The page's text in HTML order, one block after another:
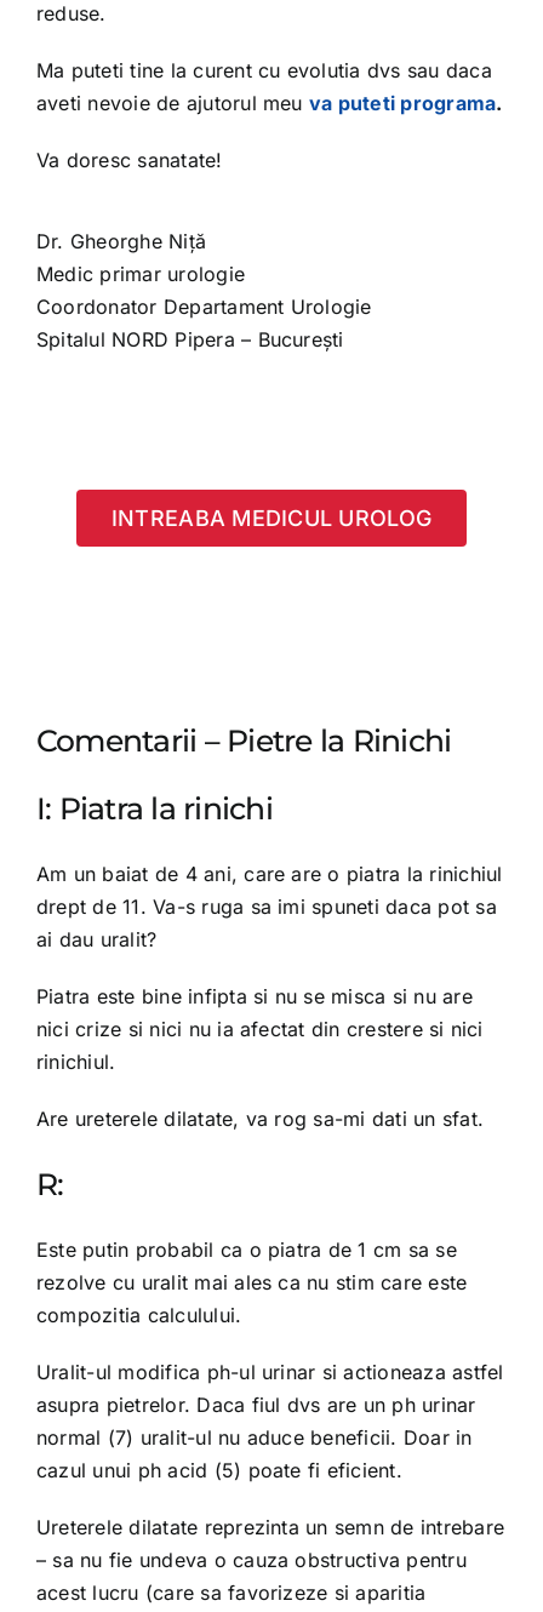
reduse.
Ma puteti tine la curent cu evolutia dvs sau daca
aveti nevoie de ajutorul meu va puteti programa.
Va doresc sanatate!
Dr. Gheorghe Niță
Medic primar urologie
Coordonator Departament Urologie
Spitalul NORD Pipera – București
INTREABA MEDICUL UROLOG
Comentarii – Pietre la Rinichi
I: Piatra la rinichi
Am un baiat de 4 ani, care are o piatra la rinichiul
drept de 11. Va-s ruga sa imi spuneti daca pot sa
ai dau uralit?
Piatra este bine infipta si nu se misca si nu are
nici crize si nici nu ia afectat din crestere si nici
rinichiul.
Are ureterele dilatate, va rog sa-mi dati un sfat.
R:
Este putin probabil ca o piatra de 1 cm sa se
rezolve cu uralit mai ales ca nu stim care este
compozitia calculului.
Uralit-ul modifica ph-ul urinar si actioneaza astfel
asupra pietrelor. Daca fiul dvs are un ph urinar
normal (7) uralit-ul nu aduce beneficii. Doar in
cazul unui ph acid (5) poate fi eficient.
Ureterele dilatate reprezinta un semn de intrebare
– sa nu fie undeva o cauza obstructiva pentru
acest lucru (care sa favorizeze si aparitia